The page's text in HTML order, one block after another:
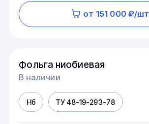
от 151 000 ₽/шт
Фольга ниобиевая
В наличии
Нб ТУ 48-19-293-78